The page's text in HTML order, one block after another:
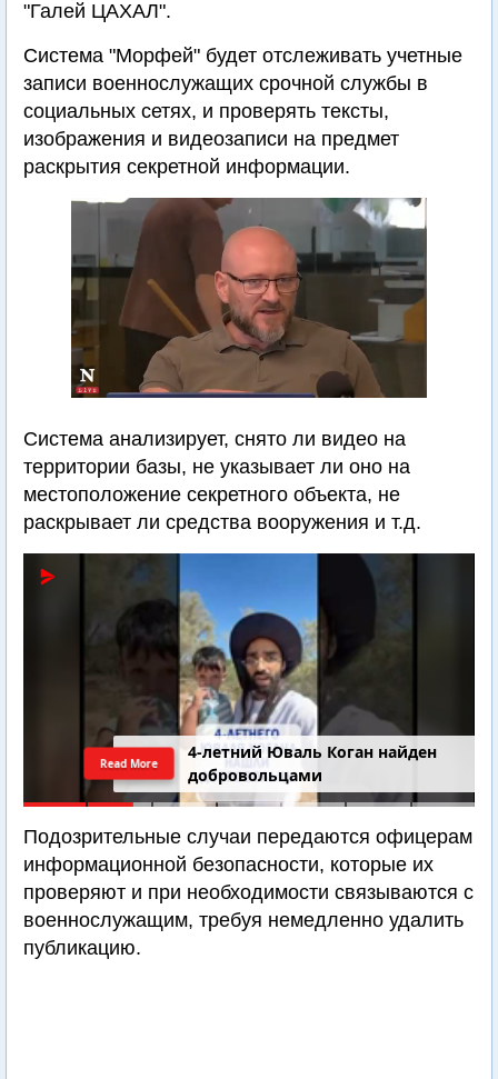
"Галей ЦАХАЛ".
Система "Морфей" будет отслеживать учетные
записи военнослужащих срочной службы в
социальных сетях, и проверять тексты,
изображения и видеозаписи на предмет
раскрытия секретной информации.
Система анализирует, снято ли видео на
территории базы, не указывает ли оно на
местоположение секретного объекта, не
раскрывает ли средства вооружения и т.д.
4-летний Юваль Коган найден
добровольцами
Read More
Подозрительные случаи передаются офицерам
информационной безопасности, которые их
проверяют и при необходимости связываются с
военнослужащим, требуя немедленно удалить
публикацию.